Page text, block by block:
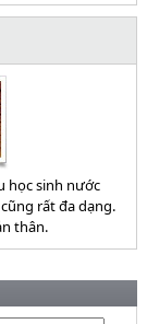
học sinh nước
rất đa dạng.
thân.